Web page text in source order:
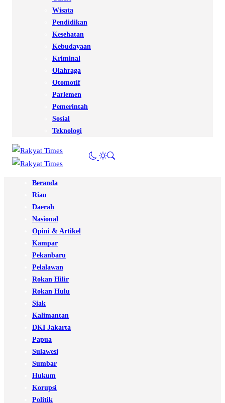
Wisata
Pendidikan
Kesehatan
Kebudayaan
Kriminal
Olahraga
Otomotif
Parlemen
Pemerintah
Sosial
Teknologi
Beranda
Riau
Daerah
Nasional
Opini & Artikel
Kampar
Pekanbaru
Pelalawan
Rokan Hilir
Rokan Hulu
Siak
Kalimantan
DKI Jakarta
Papua
Sulawesi
Sumbar
Hukum
Korupsi
Politik